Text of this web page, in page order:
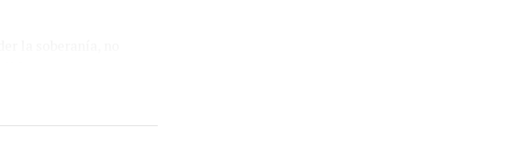
es un
ningún
un pueblo que